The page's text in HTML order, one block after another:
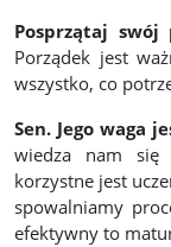
Posprzątaj
Porządek jest
wszystko, co
Sen. Jego waga
wiedza nam się
korzystne jest
spowalniamy
efektywny to